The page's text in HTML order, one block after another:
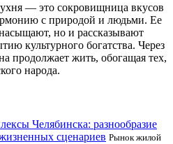
— это сокровищница вкусов
с природой и людьми. Ее
но и рассказывают
культурного богатства. Через
продолжает жить, обогащая тех,
народа.
Челябинска: разнообразие
сценариев Рынок жилой